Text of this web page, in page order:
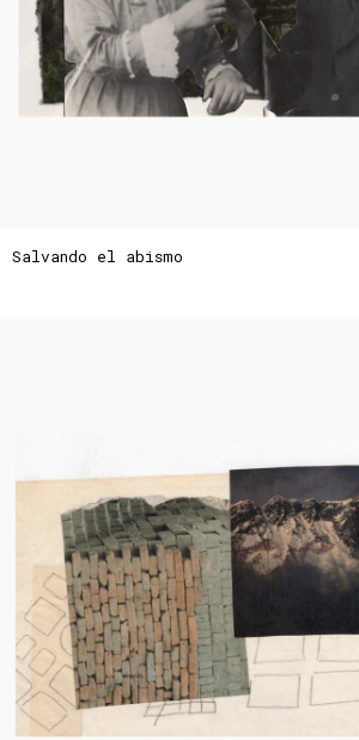
Salvando el abismo